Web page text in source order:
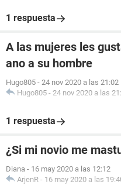
1 respuesta
A las mujeres les
ano a su hombre
Hugo805 - 24 nov 2020 a las 21:02
Hugo805 - 24 nov 2020 a las
1 respuesta
¿Si mi novio me
Diana - 16 may 2020 a las 12:12
ArjenR - 16 may 2020 a las